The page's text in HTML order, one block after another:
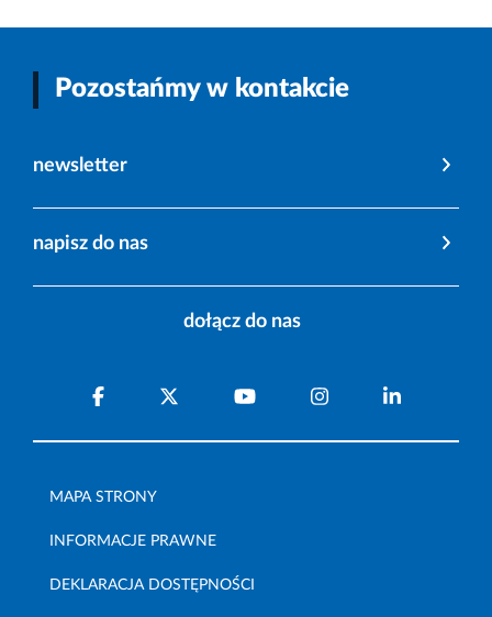
Pozostańmy w kontakcie
newsletter
napisz do nas
dołącz do nas
MAPA STRONY
INFORMACJE PRAWNE
DEKLARACJA DOSTĘPNOŚCI